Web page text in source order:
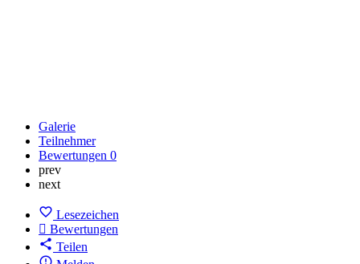
Galerie
Teilnehmer
Bewertungen 0
prev
next
Lesezeichen
Bewertungen
Teilen